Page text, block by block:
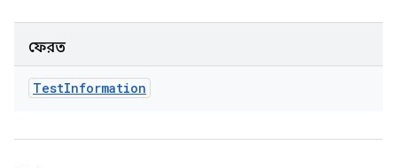
ফেরত
TestInformation